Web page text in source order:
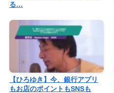
る…
【ひろゆき】今、銀行アプリ
もお店のポイントもSNSも